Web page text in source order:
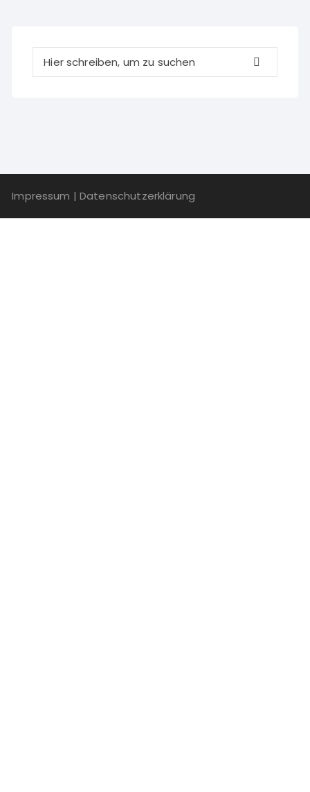
Impressum |Datenschutzerklärung